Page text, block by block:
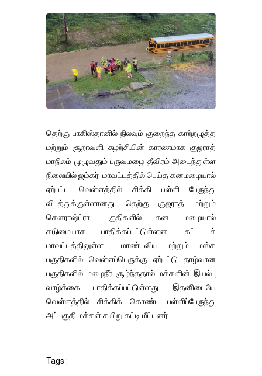
தெற்கு பாகிஸ்தானில் நிலவும் குறைந்த காற்றழுத்த
மற்றும் சூறாவளி சுழற்சியின் காரணமாக குஜராத்
மாநிலம் முழுவதும் பருவமழை தீவிரம் அடைந்துள்ள
நிலையில் ஜம்கர் மாவட்டத்தில் பெய்த கனமழையால்
ஏற்பட்ட வெள்ளத்தில் சிக்கி பள்ளி பேருந்து
விபத்துக்குள்ளானது. தெற்கு குஜராத் மற்றும்
சௌராஷ்ட்ரா பகுதிகளில் கன மழையால்
கடுமையாக பாதிக்கப்பட்டுள்ளன. கட் ச்
மாவட்டத்திலுள்ள மாண்டவிய மற்றும் மஸ்க
பகுதிகளில் வெள்ளப்பெருக்கு ஏற்பட்டு தாழ்வான
பகுதிகளில் மழைநீர் சூழ்ந்ததால் மக்களின் இயல்பு
வாழ்க்கை பாதிக்கப்பட்டுள்ளது. இதனிடையே
வெள்ளத்தில் சிக்கிக் கொண்ட பள்ளிப்பேருந்து
அப்பகுதி மக்கள் கயிறு கட்டி மீட்டனர்.
Tags :